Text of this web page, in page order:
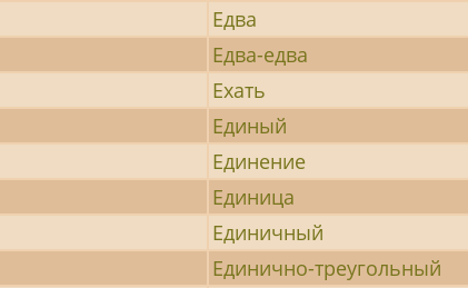
Едва
Едва-едва
Ехать
Единый
Единение
Единица
Единичный
Единично-треугольный